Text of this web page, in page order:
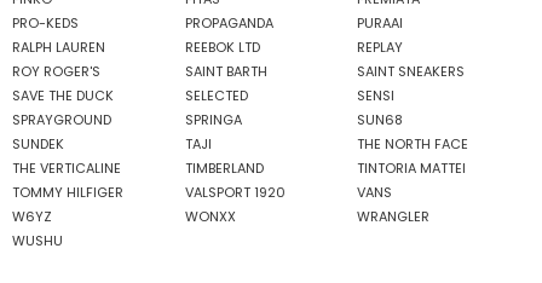
PRO-KEDS
PROPAGANDA
PURAAI
RALPH LAUREN
REEBOK LTD
REPLAY
ROY ROGER'S
SAINT BARTH
SAINT SNEAKERS
SAVE THE DUCK
SELECTED
SENSI
SPRAYGROUND
SPRINGA
SUN68
SUNDEK
TAJI
THE NORTH FACE
THE VERTICALINE
TIMBERLAND
TINTORIA MATTEI
TOMMY HILFIGER
VALSPORT 1920
VANS
W6YZ
WONXX
WRANGLER
WUSHU